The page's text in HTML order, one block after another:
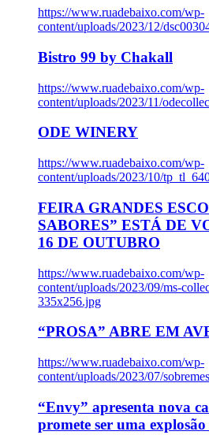
https://www.ruadebaixo.com/wp-
content/uploads/2023/12/
Bistro 99 by Chakall
https://www.ruadebaixo.com/wp-
content/uploads/2023/11/
ODE WINERY
https://www.ruadebaixo.com/wp-
content/uploads/2023/10/
FEIRA GRANDES
SABORES” ESTÁ DE
16 DE OUTUBRO
https://www.ruadebaixo.com/wp-
content/uploads/2023/09/ms-
335x256.jpg
“PROSA” ABRE EM
https://www.ruadebaixo.com/wp-
content/uploads/2023/07/
“Envy” apresenta nova
promete ser uma explosão